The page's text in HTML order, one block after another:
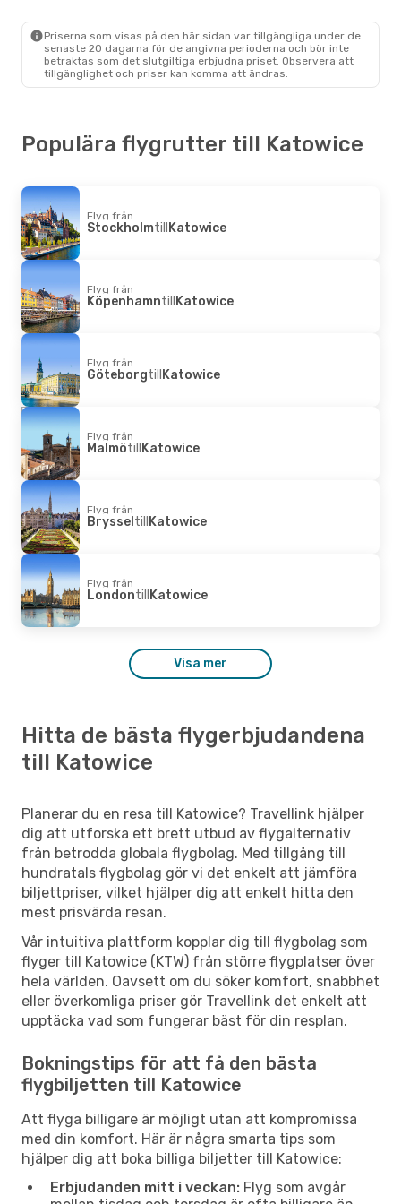
Stockholm- Katowice
Lot Polish Airlines
1 Mellanlandning
Katowice- Stockholm
Priserna som visas på den här sidan var tillgängliga under de
senaste 20 dagarna för de angivna perioderna och bör inte
betraktas som det slutgiltiga erbjudna priset. Observera att
tillgänglighet och priser kan komma att ändras.
Populära flygrutter till Katowice
Flyg från
StockholmtillKatowice
Flyg från
KöpenhamntillKatowice
Flyg från
GöteborgtillKatowice
Flyg från
MalmötillKatowice
Flyg från
BrysseltillKatowice
Flyg från
LondontillKatowice
Visa mer
Hitta de bästa flygerbjudandena
till Katowice
Planerar du en resa till Katowice? Travellink hjälper
dig att utforska ett brett utbud av flygalternativ
från betrodda globala flygbolag. Med tillgång till
hundratals flygbolag gör vi det enkelt att jämföra
biljettpriser, vilket hjälper dig att enkelt hitta den
mest prisvärda resan.
Vår intuitiva plattform kopplar dig till flygbolag som
flyger till Katowice (KTW) från större flygplatser över
hela världen. Oavsett om du söker komfort, snabbhet
eller överkomliga priser gör Travellink det enkelt att
upptäcka vad som fungerar bäst för din resplan.
Bokningstips för att få den bästa
flygbiljetten till Katowice
Att flyga billigare är möjligt utan att kompromissa
med din komfort. Här är några smarta tips som
hjälper dig att boka billiga biljetter till Katowice:
Erbjudanden mitt i veckan: Flyg som avgår